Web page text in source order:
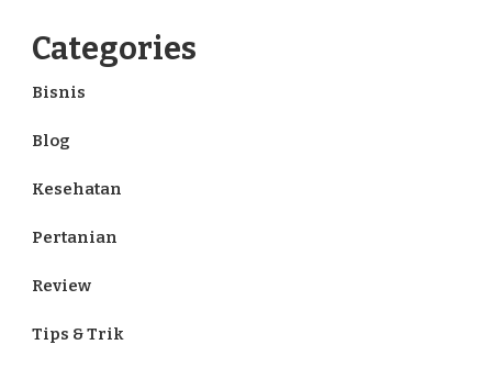
Categories
Bisnis
Blog
Kesehatan
Pertanian
Review
Tips & Trik